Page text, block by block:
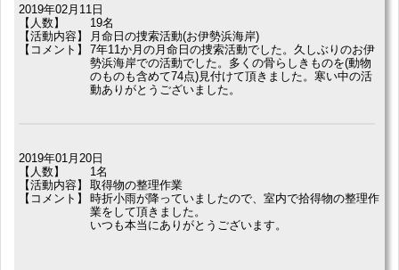
2019年02月11日
【人数】
19名
【活動内容】
月命日の捜索活動(お伊勢浜海岸)
【コメント】
7年11か月の月命日の捜索活動でした。久しぶりのお伊
勢浜海岸での活動でした。多くの骨らしきものを(動物
のものも含めて74点)見付けて頂きました。寒い中の活
動ありがとうございました。
2019年01月20日
【人数】
1名
【活動内容】
取得物の整理作業
【コメント】
時折小雨が降っていましたので、室内で拾得物の整理作
業をして頂きました。
いつも本当にありがとうございます。